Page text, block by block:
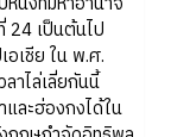
24 เป็นต้นไป
เชีย ใน พ.ศ.
าไล่เลี่ยกันนี้
ละฮ่องกงได้ใน